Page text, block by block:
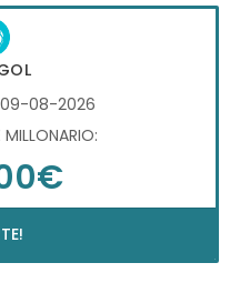
08-2026